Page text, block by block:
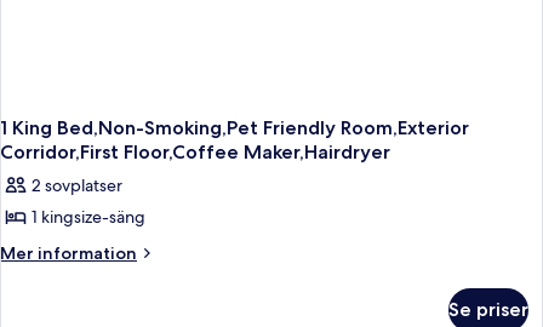
1 King Bed,Non-Smoking,Pet Friendly Room,Exterior
Corridor,First Floor,Coffee Maker,Hairdryer
2 sovplatser
1 kingsize-säng
Mer information
Mer
Se priser